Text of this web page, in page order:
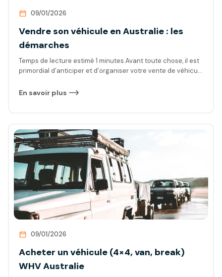
09/01/2026
Vendre son véhicule en Australie : les
démarches
Temps de lecture estimé 1 minutes.Avant toute chose, il est
primordial d’anticiper et d’organiser votre vente de véhicule
horizons. Il est possible que la vente soit très rapide, comme
En savoir plus
09/01/2026
Acheter un véhicule (4×4, van, break)
WHV Australie